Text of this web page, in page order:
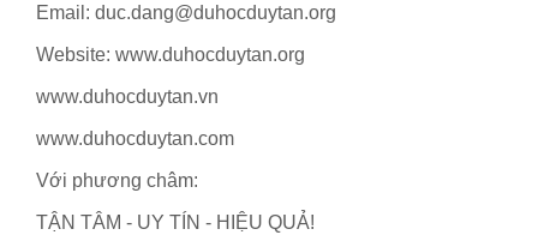
Email: duc.dang@duhocduytan.org
Website: www.duhocduytan.org
www.duhocduytan.vn
www.duhocduytan.com
Với phương châm:
TẬN TÂM - UY TÍN - HIỆU QUẢ!